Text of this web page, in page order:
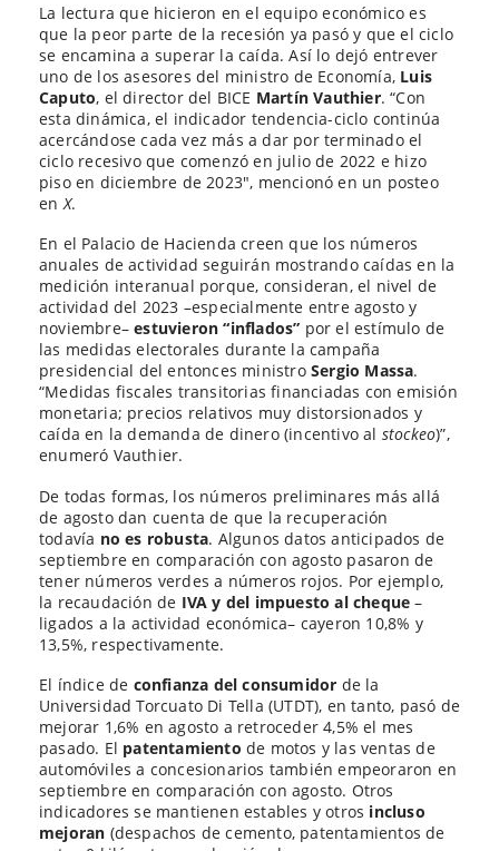
La lectura que hicieron en el equipo económico es
que la peor parte de la recesión ya pasó y que el ciclo
se encamina a superar la caída. Así lo dejó entrever
uno de los asesores del ministro de Economía, Luis
Caputo, el director del BICE Martín Vauthier. “Con
esta dinámica, el indicador tendencia-ciclo continúa
acercándose cada vez más a dar por terminado el
ciclo recesivo que comenzó en julio de 2022 e hizo
piso en diciembre de 2023″, mencionó en un posteo
en X.
En el Palacio de Hacienda creen que los números
anuales de actividad seguirán mostrando caídas en la
medición interanual porque, consideran, el nivel de
actividad del 2023 –especialmente entre agosto y
noviembre–estuvieron “inflados” por el estímulo de
las medidas electorales durante la campaña
presidencial del entonces ministro Sergio Massa.
“Medidas fiscales transitorias financiadas con emisión
monetaria; precios relativos muy distorsionados y
caída en la demanda de dinero (incentivo al stockeo)”,
enumeró Vauthier.
De todas formas, los números preliminares más allá
de agosto dan cuenta de que la recuperación
todavía no es robusta. Algunos datos anticipados de
septiembre en comparación con agosto pasaron de
tener números verdes a números rojos. Por ejemplo,
la recaudación de IVA y del impuesto al cheque –
ligados a la actividad económica– cayeron 10,8% y
13,5%, respectivamente.
El índice de confianza del consumidor de la
Universidad Torcuato Di Tella (UTDT), en tanto, pasó de
mejorar 1,6% en agosto a retroceder 4,5% el mes
pasado. El patentamiento de motos y las ventas de
automóviles a concesionarios también empeoraron en
septiembre en comparación con agosto. Otros
indicadores se mantienen estables y otros incluso
mejoran (despachos de cemento, patentamientos de